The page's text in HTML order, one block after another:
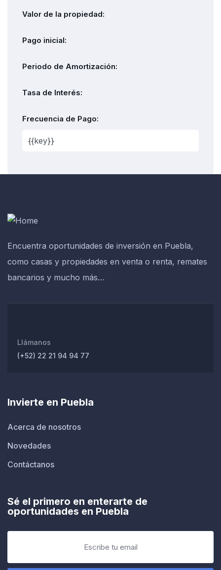
Valor de la propiedad:
Pago inicial:
Periodo de Amortización:
Tasa de Interés:
Frecuencia de Pago:
Encuentra oportunidades de inversión en Puebla,
como casas y propiedades en venta o renta, remates
bancarios y mucho más…
Llámanos
(+52) 22 21 94 94 77
Invierte en Puebla
Acerca de nosotros
Novedades
Contáctanos
Sé el primero en enterarte de
oportunidades en Puebla